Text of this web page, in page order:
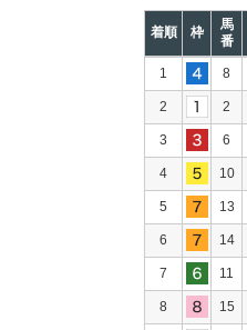
着順 枠
馬
番
1 8
2 2
3 6
4 10
5 13
6 14
7 11
8 15